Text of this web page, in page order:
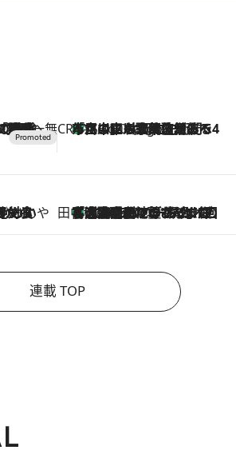
が待つ場所へ
野温泉 トンボの湯」で体験 CREA'S CHOICE
7 Hours Ago
「立川にも歌舞伎があるんだよ」 片岡仁左衛門・市川中車ら豪華座組みで4年目の立川立飛歌舞伎へ
掴む新緑のテリーヌ 田中稲の勝手に再ブーム
2026.8.7
「湘南乃風に憧れて」観客大盛上がりの“タオル回し”に、ラッパー顔負けの高速歌唱まで…さだまさし（74）のアグレッシブすぎる現在地
連載 TOP